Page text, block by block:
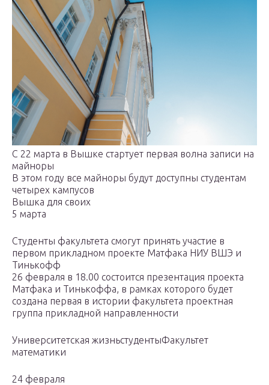
С 22 марта в Вышке стартует первая волна записи на
майноры
В этом году все майноры будут доступны студентам
четырех кампусов
Вышка для своих
5 марта
Студенты факультета смогут принять участие в
первом прикладном проекте Матфака НИУ ВШЭ и
Тинькофф
26 февраля в 18.00 состоится презентация проекта
Матфака и Тинькоффа, в рамках которого будет
создана первая в истории факультета проектная
группа прикладной направленности
Университетская жизньстудентыФакультет
математики
24 февраля